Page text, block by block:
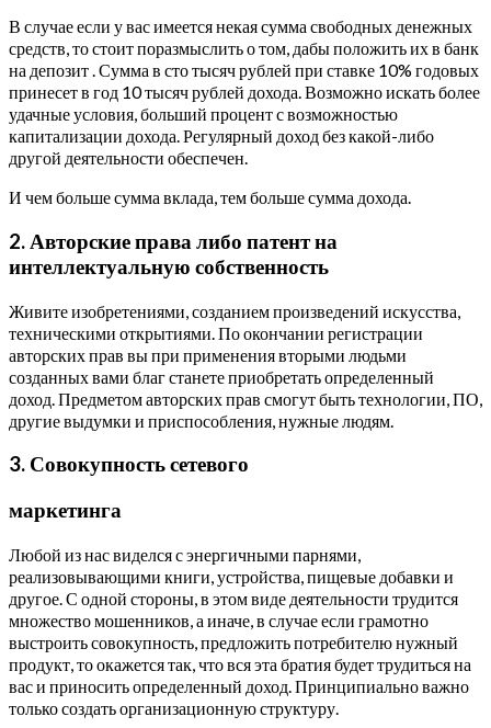
В случае если у вас имеется некая сумма свободных денежных
средств, то стоит поразмыслить о том, дабы положить их в банк
на депозит . Сумма в сто тысяч рублей при ставке 10% годовых
принесет в год 10 тысяч рублей дохода. Возможно искать более
удачные условия, больший процент с возможностью
капитализации дохода. Регулярный доход без какой-либо
другой деятельности обеспечен.
И чем больше сумма вклада, тем больше сумма дохода.
2. Авторские права либо патент на
интеллектуальную собственность
Живите изобретениями, созданием произведений искусства,
техническими открытиями. По окончании регистрации
авторских прав вы при применения вторыми людьми
созданных вами благ станете приобретать определенный
доход. Предметом авторских прав смогут быть технологии, ПО,
другие выдумки и приспособления, нужные людям.
3. Совокупность сетевого
маркетинга
Любой из нас виделся с энергичными парнями,
реализовывающими книги, устройства, пищевые добавки и
другое. С одной стороны, в этом виде деятельности трудится
множество мошенников, а иначе, в случае если грамотно
выстроить совокупность, предложить потребителю нужный
продукт, то окажется так, что вся эта братия будет трудиться на
вас и приносить определенный доход. Принципиально важно
только создать организационную структуру.